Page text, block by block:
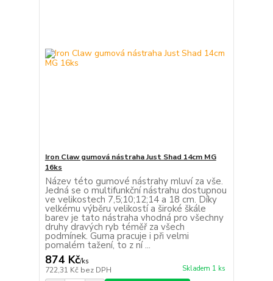
Iron Claw gumová nástraha Just Shad 14cm MG
16ks
Název této gumové nástrahy mluví za vše.
Jedná se o multifunkční nástrahu dostupnou
ve velikostech 7,5;10;12;14 a 18 cm. Díky
velkému výběru velikostí a široké škále
barev je tato nástraha vhodná pro všechny
druhy dravých ryb téměř za všech
podmínek. Guma pracuje i při velmi
pomalém tažení, to z ní ...
874 Kč/ks
722,31 Kč bez DPH Skladem 1 ks